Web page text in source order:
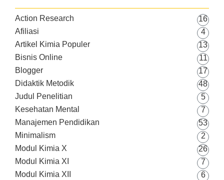
Action Research
16
Afiliasi
4
Artikel Kimia Populer
13
Bisnis Online
11
Blogger
17
Didaktik Metodik
48
Judul Penelitian
5
Kesehatan Mental
7
Manajemen Pendidikan
53
Minimalism
2
Modul Kimia X
26
Modul Kimia XI
7
Modul Kimia XII
6